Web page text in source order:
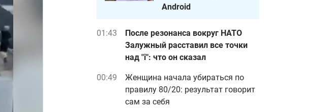
Android
01:43
После резонанса вокруг НАТО
Залужный расставил все точки
над "i": что он сказал
00:49
Женщина начала убираться по
правилу 80/20: результат говорит
сам за себя